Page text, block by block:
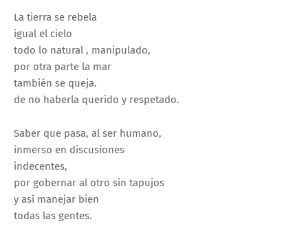
La tierra se rebela
igual el cielo
todo lo natural , manipulado,
por otra parte la mar
también se queja.
de no haberla querido y respetado.
Saber que pasa, al ser humano,
inmerso en discusiones
indecentes,
por gobernar al otro sin tapujos
y así manejar bien
todas las gentes.